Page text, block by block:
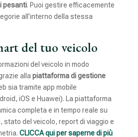
pesanti. Puoi gestire efficacemente
all’interno della stessa
del tuo veicolo
del veicolo in modo
alla piattaforma di gestione
sia tramite app mobile
iOS e Huawei). La piattaforma
completa e in tempo reale su
stato del veicolo, report di viaggio e
CLICCA qui per saperne di più